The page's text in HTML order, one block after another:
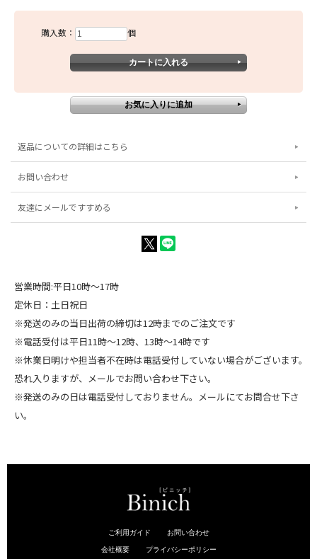
購入数： 個
返品についての詳細はこちら
お問い合わせ
友達にメールですすめる
営業時間:平日10時～17時
定休日：土日祝日
※発送のみの当日出荷の締切は12時までのご注文です
※電話受付は平日11時～12時、13時～14時です
※休業日明けや担当者不在時は電話受付していない場合がございます。
恐れ入りますが、メールでお問い合わせ下さい。
※発送のみの日は電話受付しておりません。メールにてお問合せ下さ
い。